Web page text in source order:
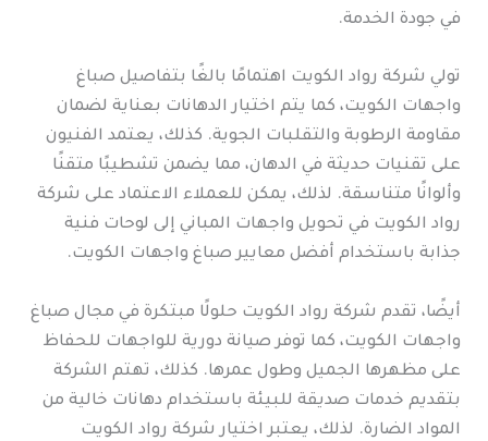
في جودة الخدمة.
تولي شركة رواد الكويت اهتمامًا بالغًا بتفاصيل صباغ
واجهات الكويت، كما يتم اختيار الدهانات بعناية لضمان
مقاومة الرطوبة والتقلبات الجوية. كذلك، يعتمد الفنيون
على تقنيات حديثة في الدهان، مما يضمن تشطيبًا متقنًا
وألوانًا متناسقة. لذلك، يمكن للعملاء الاعتماد على شركة
رواد الكويت في تحويل واجهات المباني إلى لوحات فنية
جذابة باستخدام أفضل معايير صباغ واجهات الكويت.
أيضًا، تقدم شركة رواد الكويت حلولًا مبتكرة في مجال صباغ
واجهات الكويت، كما توفر صيانة دورية للواجهات للحفاظ
على مظهرها الجميل وطول عمرها. كذلك، تهتم الشركة
بتقديم خدمات صديقة للبيئة باستخدام دهانات خالية من
المواد الضارة. لذلك، يعتبر اختيار شركة رواد الكويت